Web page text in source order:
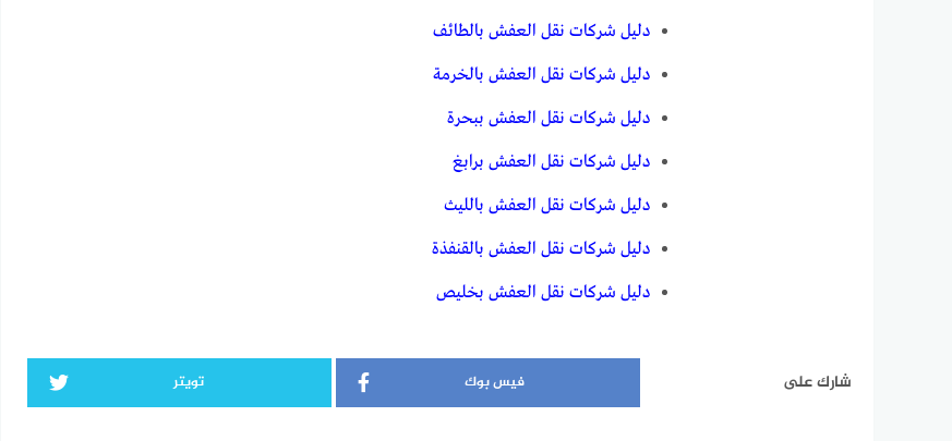
دليل شركات نقل العفش بالطائف
دليل شركات نقل العفش بالخرمة
دليل شركات نقل العفش ببحرة
دليل شركات نقل العفش برابغ
دليل شركات نقل العفش بالليث
دليل شركات نقل العفش بالقنفذة
دليل شركات نقل العفش بخليص
شارك على فيس بوك تويتر